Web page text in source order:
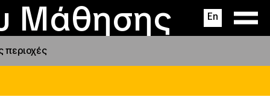
Μάθησης En
περιοχές